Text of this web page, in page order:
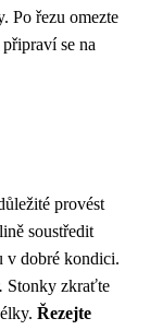
Po řezu omezte
se na
provést
soustředit
v dobré kondici.
Stonky zkraťte
Řezejte